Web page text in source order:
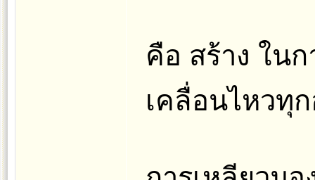
คือ สร้าง ใน
เคลื่อนไหวทุ